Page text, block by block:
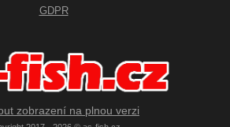
GDPR
zobrazení na plnou verzi